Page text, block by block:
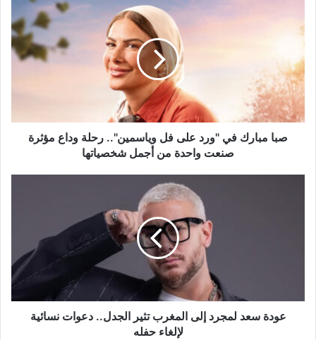
في
"ورد
على
فل
وياسمين"..
رحلة
وداع
مؤثرةصبا مبارك في "ورد على فل وياسمين".. رحلة وداع مؤثرة
صنعت واحدة من أجمل شخصياتها
نسائية
عودة سعد لمجرد إلى المغرب تثير الجدل.. دعوات نسائية
لإلغاء حفله